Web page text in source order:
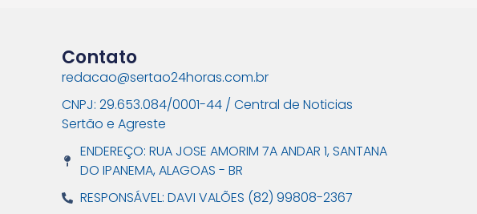
Contato
redacao@sertao24horas.com.br
CNPJ: 29.653.084/0001-44 / Central de Noticias
Sertão e Agreste
ENDEREÇO: RUA JOSE AMORIM 7A ANDAR 1, SANTANA
DO IPANEMA, ALAGOAS - BR
RESPONSÁVEL: DAVI VALÕES (82) 99808-2367